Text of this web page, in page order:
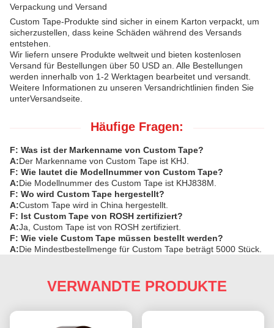
Verpackung und Versand
Custom Tape-Produkte sind sicher in einem Karton verpackt, um
sicherzustellen, dass keine Schäden während des Versands
entstehen.
Wir liefern unsere Produkte weltweit und bieten kostenlosen
Versand für Bestellungen über 50 USD an. Alle Bestellungen
werden innerhalb von 1-2 Werktagen bearbeitet und versandt.
Weitere Informationen zu unseren Versandrichtlinien finden Sie
unterVersandseite.
Häufige Fragen:
F: Was ist der Markenname von Custom Tape?
A:Der Markenname von Custom Tape ist KHJ.
F: Wie lautet die Modellnummer von Custom Tape?
A:Die Modellnummer des Custom Tape ist KHJ838M.
F: Wo wird Custom Tape hergestellt?
A:Custom Tape wird in China hergestellt.
F: Ist Custom Tape von ROSH zertifiziert?
A:Ja, Custom Tape ist von ROSH zertifiziert.
F: Wie viele Custom Tape müssen bestellt werden?
A:Die Mindestbestellmenge für Custom Tape beträgt 5000 Stück.
VERWANDTE PRODUKTE